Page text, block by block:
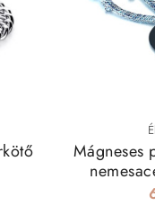
Mágneses